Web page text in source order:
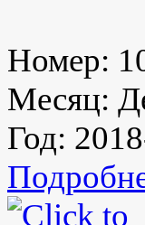
Номер:
Месяц:
Год: